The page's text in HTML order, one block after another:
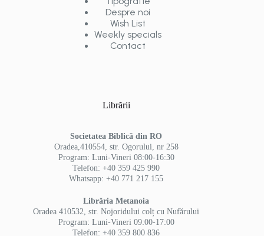
Despre noi
Wish List
Weekly specials
Contact
Librării
Societatea Biblică din RO
Oradea,410554, str. Ogorului, nr 258
Program: Luni-Vineri 08:00-16:30
Telefon: +40 359 425 990
Whatsapp: +40 771 217 155
Librăria Metanoia
Oradea 410532, str. Nojoridului colț cu Nufărului
Program: Luni-Vineri 09:00-17:00
Telefon: +40 359 800 836